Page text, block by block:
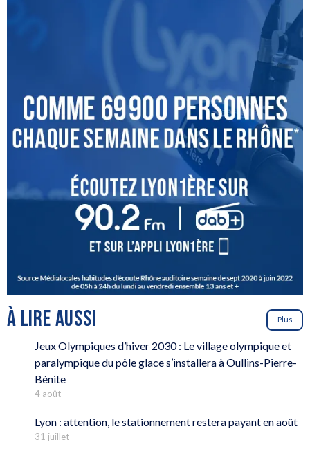
À LIRE AUSSI Plus
Jeux Olympiques d’hiver 2030 : Le village olympique et
paralympique du pôle glace s’installera à Oullins-Pierre-
Bénite
4 août
Lyon : attention, le stationnement restera payant en août
31 juillet